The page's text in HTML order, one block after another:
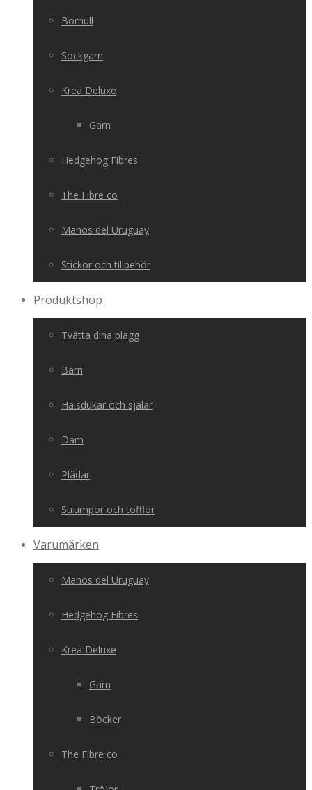
Bomull
Sockgarn
Krea Deluxe
Garn
Hedgehog Fibres
The Fibre co
Manos del Uruguay
Stickor och tillbehör
Produktshop
Tvätta dina plagg
Barn
Halsdukar och sjalar
Dam
Plädar
Strumpor och tofflor
Varumärken
Manos del Uruguay
Hedgehog Fibres
Krea Deluxe
Garn
Böcker
The Fibre co